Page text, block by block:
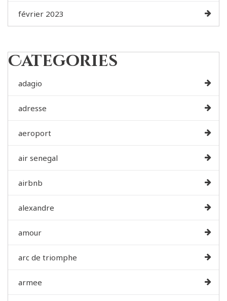
février 2023
Categories
adagio
adresse
aeroport
air senegal
airbnb
alexandre
amour
arc de triomphe
armee